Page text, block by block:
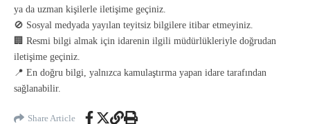
ya da uzman kişilerle iletişime geçiniz.
🚫 Sosyal medyada yayılan teyitsiz bilgilere itibar etmeyiniz.
🏢 Resmi bilgi almak için idarenin ilgili müdürlükleriyle doğrudan
iletişime geçiniz.
📍 En doğru bilgi, yalnızca kamulaştırma yapan idare tarafından
sağlanabilir.
Share Article